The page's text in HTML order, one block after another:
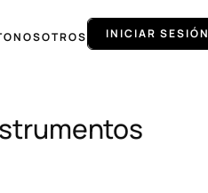
NOSOTROS INICIAR SESIÓN